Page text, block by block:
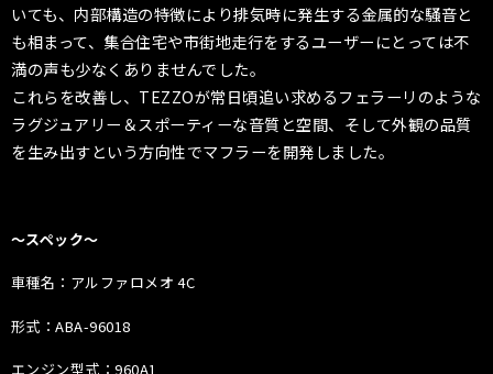
いても、内部構造の特徴により排気時に発生する金属的な騒音と
も相まって、集合住宅や市街地走行をするユーザーにとっては不
満の声も少なくありませんでした。
これらを改善し、TEZZOが常日頃追い求めるフェラーリのような
ラグジュアリー＆スポーティーな音質と空間、そして外観の品質
を生み出すという方向性でマフラーを開発しました。
〜スペック〜
車種名：アルファロメオ 4C
形式：ABA-96018
エンジン型式：960A1